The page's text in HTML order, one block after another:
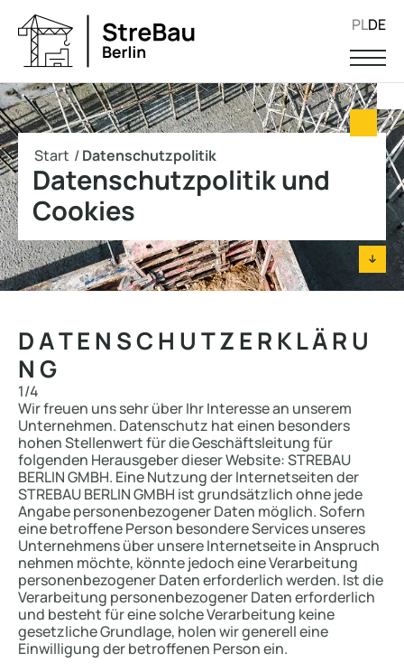
PLDE
Start /Datenschutzpolitik
Datenschutzpolitik und
Cookies
D A T E N S C H U T Z E R K L Ä R U
N G
1/4
Wir freuen uns sehr über Ihr Interesse an unserem
Unternehmen. Datenschutz hat einen besonders
hohen Stellenwert für die Geschäftsleitung für
folgenden Herausgeber dieser Website: STREBAU
BERLIN GMBH. Eine Nutzung der Internetseiten der
STREBAU BERLIN GMBH ist grundsätzlich ohne jede
Angabe personenbezogener Daten möglich. Sofern
eine betroffene Person besondere Services unseres
Unternehmens über unsere Internetseite in Anspruch
nehmen möchte, könnte jedoch eine Verarbeitung
personenbezogener Daten erforderlich werden. Ist die
Verarbeitung personenbezogener Daten erforderlich
und besteht für eine solche Verarbeitung keine
gesetzliche Grundlage, holen wir generell eine
Einwilligung der betroffenen Person ein.